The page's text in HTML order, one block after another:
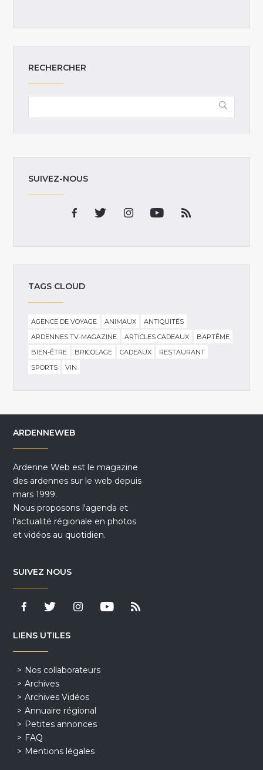
RECHERCHER
SUIVEZ-NOUS
TAGS CLOUD
AGENCE DE VOYAGE ANIMAUX
ANTIQUITÉS
ARDENNES TV-MAGAZINE
ARTICLES CADEAUX
BAPTÊME
BIEN-ÊTRE
BRICOLAGE CADEAUX
RESTAURANT
SPORTS
VIN
ARDENNEWEB
Ardenne Web est le magazine
des ardennes sur le web depuis
mars 1999.
Nous proposons l'agenda et
l'actualité régionale en photos
et vidéos au quotidien.
SUIVEZ NOUS
LIENS UTILES
Nos collaborateurs
Archives
Archives Vidéos
Annuaire régional
Petites annonces
FAQ
Mentions légales